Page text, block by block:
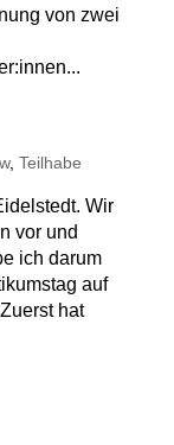
von zwei
, Teilhabe
Wir
vor und
ich darum
auf
hat